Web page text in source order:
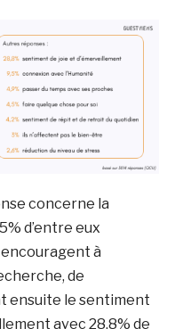
concerne la
d’entre eux
à
de
ensuite le sentiment
avec 28,8% de